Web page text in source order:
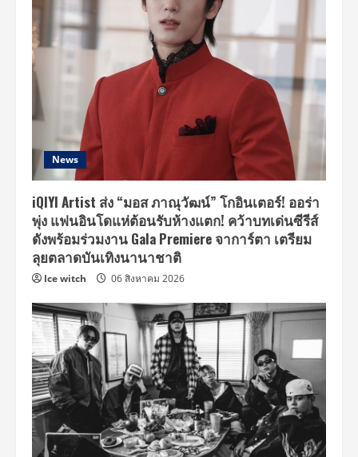
News
iQIYI Artist ส่ง “มอส ภาณุวัฒน์” โกอินเตอร์! ออร่า
พุ่ง แฟนอินโดแห่ต้อนรับห้างแตก! คว้าบทเด่นซีรีส์
ดังพร้อมร่วมงาน Gala Premiere จาการ์ตา เตรียม
ลุยตลาดบันเทิงนานาชาติ
Ice witch 06 สิงหาคม 2026